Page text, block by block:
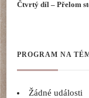
Čtvrtý díl – Přelom
PROGRAM NA
Žádné události